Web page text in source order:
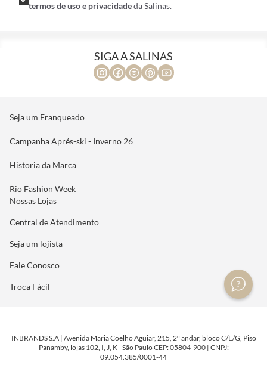
termos de uso e privacidadeda Salinas.
SIGA A SALINAS
Seja um Franqueado
Campanha Aprés-ski - Inverno 26
Historia da Marca
Rio Fashion Week
Nossas Lojas
Central de Atendimento
Seja um lojista
Fale Conosco
Troca Fácil
INBRANDS S.A | Avenida Maria Coelho Aguiar, 215, 2º andar, bloco C/E/G, Piso
Panamby, lojas 102, I, J, K - São Paulo CEP: 05804-900 | CNPJ:
09.054.385/0001-44